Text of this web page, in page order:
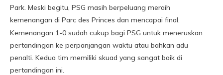
Park. Meski begitu, PSG masih berpeluang meraih
kemenangan di Parc des Princes dan mencapai final.
Kemenangan 1-0 sudah cukup bagi PSG untuk meneruskan
pertandingan ke perpanjangan waktu atau bahkan adu
penalti. Kedua tim memiliki skuad yang sangat baik di
pertandingan ini.